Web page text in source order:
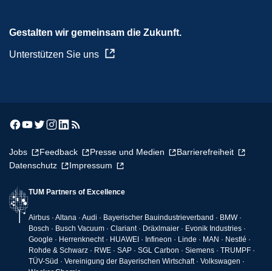
Gestalten wir gemeinsam die Zukunft.
Unterstützen Sie uns
Jobs Feedback Presse und Medien
Barrierefreiheit
Datenschutz
Impressum
TUM Partners of Excellence
Airbus · Altana · Audi · Bayerischer Bauindustrieverband · BMW ·
Bosch · Busch Vacuum · Clariant · Dräxlmaier · Evonik Industries ·
Google · Herrenknecht · HUAWEI · Infineon · Linde · MAN · Nestlé ·
Rohde & Schwarz · RWE · SAP · SGL Carbon · Siemens · TRUMPF ·
TÜV-Süd · Vereinigung der Bayerischen Wirtschaft · Volkswagen ·